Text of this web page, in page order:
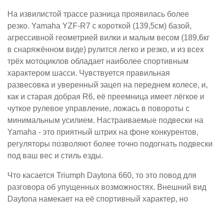
На извилистой трассе разница проявилась более
резко. Yamaha YZF-R7 с короткой (139,5см) базой,
агрессивной геометрией вилки и малым весом (189,6кг
в снаряжённом виде) рулится легко и резко, и из всех
трёх мотоциклов обладает наиболее спортивным
характером шасси. Чувствуется правильная
развесовка и уверенный зацеп на переднем колесе, и,
как и старая добрая R6, её преемница имеет лёгкое и
чуткое рулевое управление, ложась в повороты с
минимальным усилием. Настраиваемые подвески на
Yamaha - это приятный штрих на фоне конкурентов,
регуляторы позволяют более точно подогнать подвески
под ваш вес и стиль езды.
Что касается Triumph Daytona 660, то это повод для
разговора об упущенных возможностях. Внешний вид
Daytona намекает на её спортивный характер, но